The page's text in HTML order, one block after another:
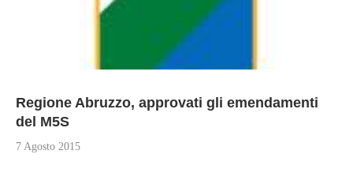
Regione Abruzzo, approvati gli emendamenti
del M5S
7 Agosto 2015